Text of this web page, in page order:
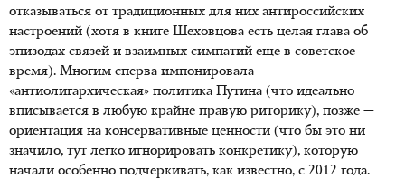
отказываться от традиционных для них антироссийских
настроений (хотя в книге Шеховцова есть целая глава об
эпизодах связей и взаимных симпатий еще в советское
время). Многим сперва импонировала
«антиолигархическая» политика Путина (что идеально
вписывается в любую крайне правую риторику), позже —
ориентация на консервативные ценности (что бы это ни
значило, тут легко игнорировать конкретику), которую
начали особенно подчеркивать, как известно, с 2012 года.